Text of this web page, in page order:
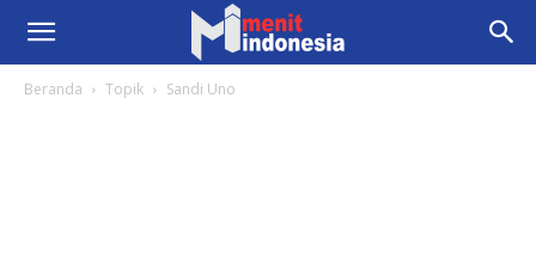
Beranda Topik Sandi Uno